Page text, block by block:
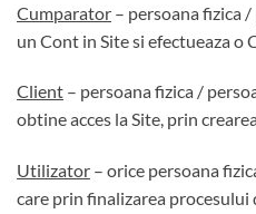
Cumparator – persoana fizica
un Cont in Site si efectueaza o
Client – persoana fizica /
obtine acces la Site, prin
Utilizator – orice persoana
care prin finalizarea procesului